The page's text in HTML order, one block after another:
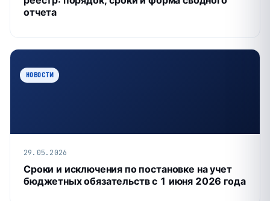
отчета
НОВОСТИ
29.05.2026
Сроки и исключения по постановке на учет
бюджетных обязательств с 1 июня 2026 года